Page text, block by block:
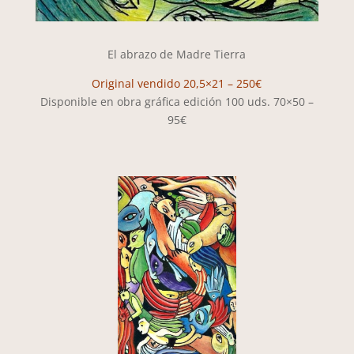
El abrazo de Madre Tierra
Original vendido 20,5×21 – 250€
Disponible en obra gráfica edición 100 uds. 70×50 –
95€